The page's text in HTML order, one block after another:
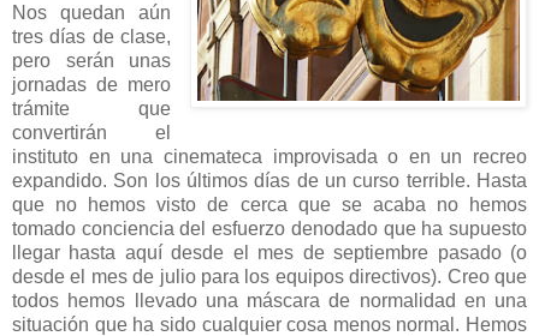
Nos quedan aún
tres días de clase,
pero serán unas
jornadas de mero
trámite que
convertirán el
instituto en una cinemateca improvisada o en un recreo
expandido. Son los últimos días de un curso terrible. Hasta
que no hemos visto de cerca que se acaba no hemos
tomado conciencia del esfuerzo denodado que ha supuesto
llegar hasta aquí desde el mes de septiembre pasado (o
desde el mes de julio para los equipos directivos). Creo que
todos hemos llevado una máscara de normalidad en una
situación que ha sido cualquier cosa menos normal. Hemos